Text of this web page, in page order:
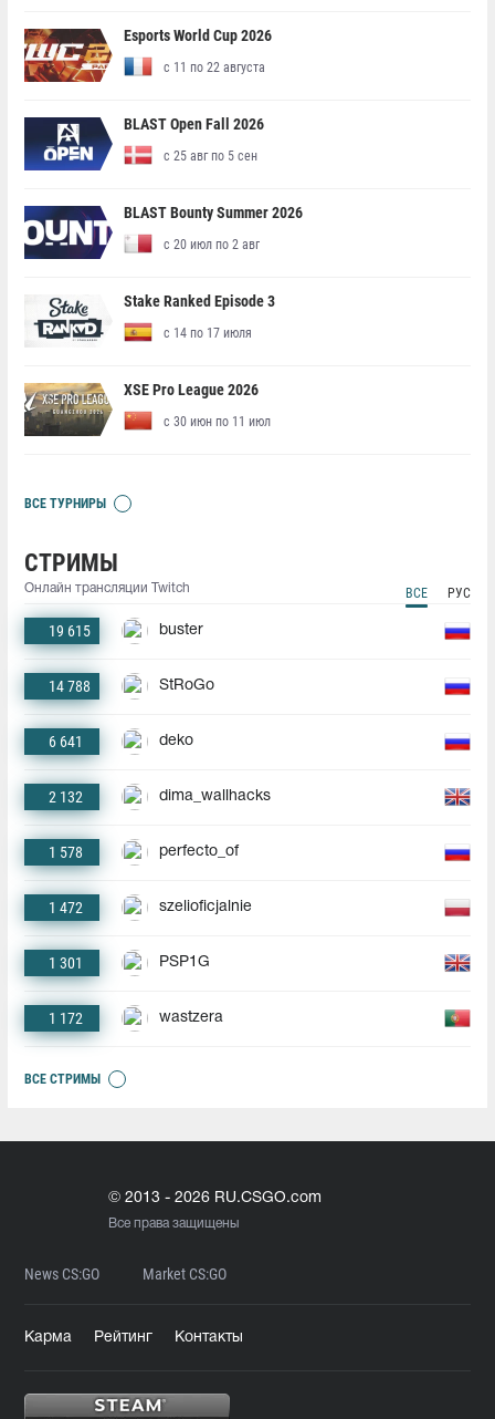
Esports World Cup 2026
с 11 по 22 августа
BLAST Open Fall 2026
с 25 авг по 5 сен
BLAST Bounty Summer 2026
с 20 июл по 2 авг
Stake Ranked Episode 3
с 14 по 17 июля
XSE Pro League 2026
с 30 июн по 11 июл
ВСЕ ТУРНИРЫ
СТРИМЫ
Онлайн трансляции Twitch ВСЕ РУС
19 615 buster
14 788 StRoGo
6 641 deko
2 132 dima_wallhacks
1 578 perfecto_of
1 472 szelioficjalnie
1 301 PSP1G
1 172 wastzera
ВСЕ СТРИМЫ
© 2013 - 2026 RU.CSGO.com
Все права защищены
News CS:GO Market CS:GO
Карма Рейтинг Контакты